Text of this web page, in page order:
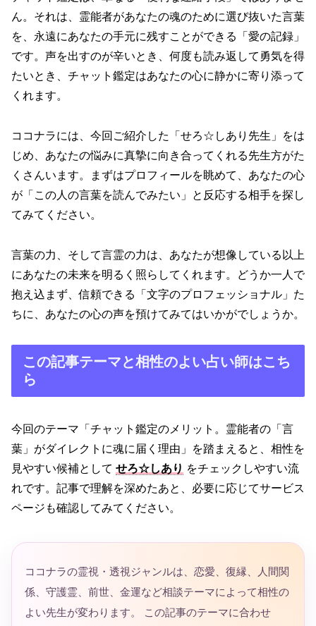
ん。それは、霊能者があなたの魂のために選び抜いた言葉
を、永遠にあなたの手元に残すことができる「愛の記録」
です。声を出すのが辛いとき、何度も読み返して勇気を得
たいとき、チャット鑑定はあなたの心に静かに寄り添って
くれます。
ココナラには、今回ご紹介した「せろ☆しあり先生」をは
じめ、あなたの悩みに真摯に向き合ってくれる先生方がた
くさんいます。まずはプロフィールを眺めて、あなたの心
が「この人の言葉を読んでみたい」と反応する相手を探し
てみてください。
言葉の力、そして言霊の力は、あなたが想像している以上
にあなたの未来を明るく照らしてくれます。どうか一人で
抱え込まず、信頼できる「文字のプロフェッショナル」た
ちに、あなたの心の声を預けてみてはいかがでしょうか。
この記事テーマと相性のよい占い師はこち
ら
今回のテーマ「チャット鑑定のメリット。霊能者の「言
葉」がダイレクトに魂に届く理由」を踏まえると、相性を
見やすい候補として せろ☆しあり をチェックしやすい流
れです。記事で理解を深めたあと、必要に応じてサービス
ページも確認してみてください。
ココナラの霊視・透視ジャンルは、恋愛、復縁、人間関
係、守護霊、前世、金運など相談テーマによって相性の
よい先生が変わります。 この記事のテーマに合わせ